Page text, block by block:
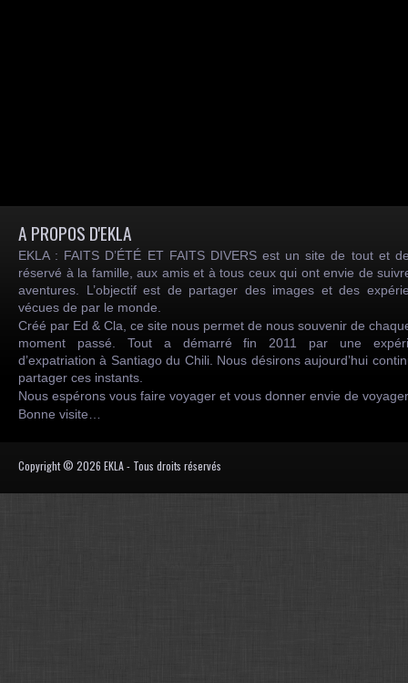
A PROPOS D'EKLA
EKLA : FAITS D’ÉTÉ ET FAITS DIVERS est un site de tout et
réservé à la famille, aux amis et à tous ceux qui ont envie de
aventures. L’objectif est de partager des images et des
vécues de par le monde.
Créé par Ed & Cla, ce site nous permet de nous souvenir de
moment passé. Tout a démarré fin 2011 par une
d’expatriation à Santiago du Chili. Nous désirons aujourd’hui
partager ces instants.
Nous espérons vous faire voyager et vous donner envie de
Bonne visite…
Copyright © 2026 EKLA - Tous droits réservés